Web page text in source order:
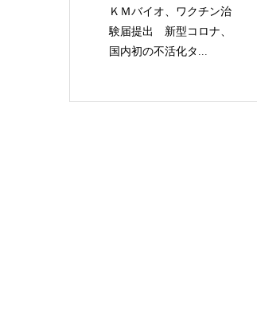
ＫＭバイオ、ワクチン治
験届提出 新型コロナ、
国内初の不活化タ...